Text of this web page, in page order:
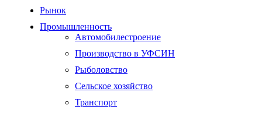
Рынок
Промышленность
Автомобилестроение
Производство в УФСИН
Рыболовство
Сельское хозяйство
Транспорт